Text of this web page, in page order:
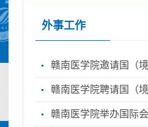
外事工作
赣南医学院邀请国（
赣南医学院聘请国（
赣南医学院举办国际